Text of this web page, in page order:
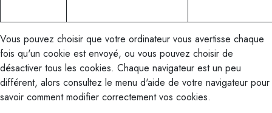
Vous pouvez choisir que votre ordinateur vous avertisse chaque
fois qu'un cookie est envoyé, ou vous pouvez choisir de
désactiver tous les cookies. Chaque navigateur est un peu
différent, alors consultez le menu d'aide de votre navigateur pour
savoir comment modifier correctement vos cookies.